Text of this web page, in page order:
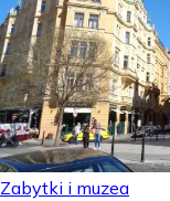
Zabytki i muzea